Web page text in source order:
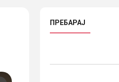
ПРЕБАРАЈ